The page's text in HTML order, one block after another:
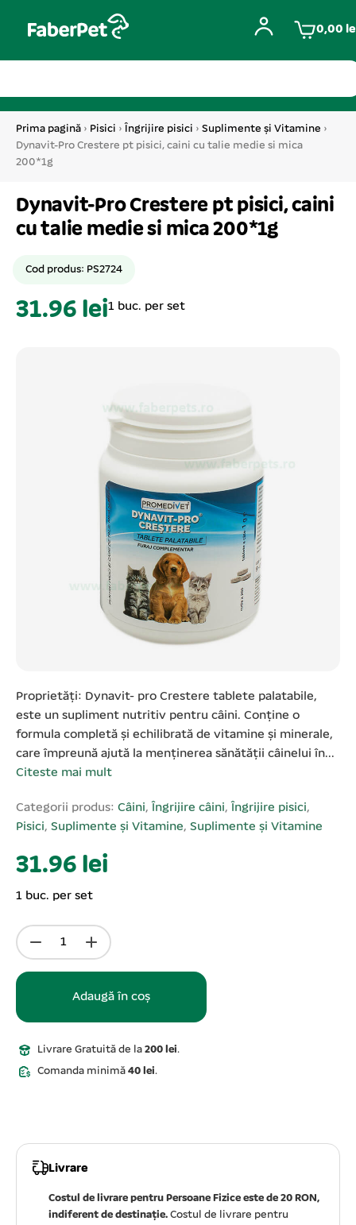
0,00
Prima pagină › Pisici › Îngrijire pisici › Suplimente și Vitamine ›
Dynavit-Pro Crestere pt pisici, caini cu talie medie si mica
200*1g
Dynavit-Pro Crestere pt pisici, caini
cu talie medie si mica 200*1g
Cod produs: PS2724
31.96 lei1 buc. per set
Proprietăți: Dynavit- pro Crestere tablete palatabile,
este un supliment nutritiv pentru câini. Conține o
formula completă și echilibrată de vitamine și minerale,
care împreună ajută la menținerea sănătății câinelui în...
Citeste mai mult
Categorii produs: Câini, Îngrijire câini, Îngrijire pisici,
Pisici, Suplimente și Vitamine, Suplimente și Vitamine
31.96 lei
1 buc. per set
Adaugă în coș
Livrare Gratuită de la 200 lei.
Comanda minimă 40 lei.
Livrare
Costul de livrare pentru Persoane Fizice este de 20 RON,
indiferent de destinație. Costul de livrare pentru